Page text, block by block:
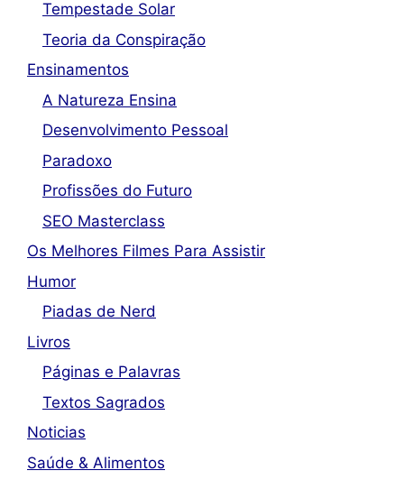
Tempestade Solar
Teoria da Conspiração
Ensinamentos
A Natureza Ensina
Desenvolvimento Pessoal
Paradoxo
Profissões do Futuro
SEO Masterclass
Os Melhores Filmes Para Assistir
Humor
Piadas de Nerd
Livros
Páginas e Palavras
Textos Sagrados
Noticias
Saúde & Alimentos